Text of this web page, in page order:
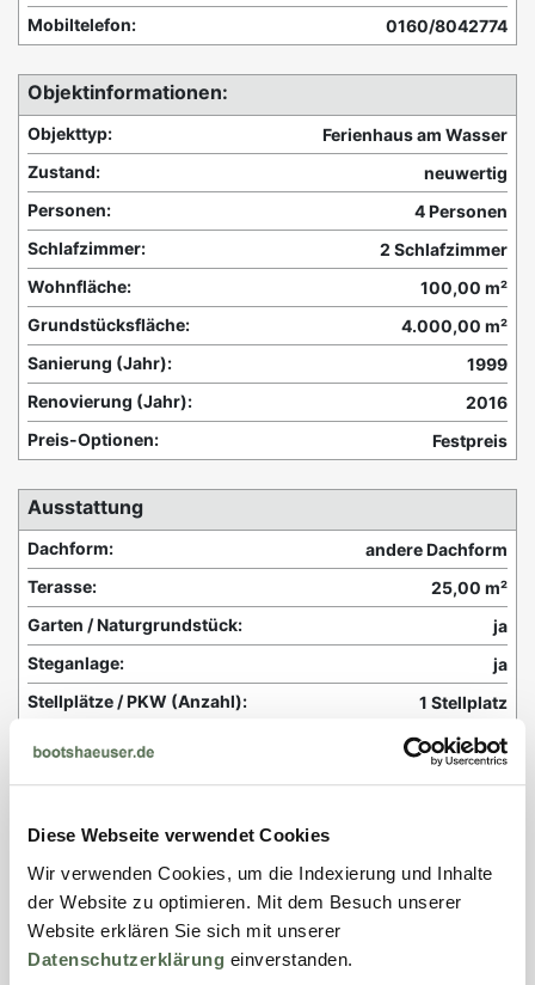
Diese Webseite verwendet Cookies
Wir verwenden Cookies, um die Indexierung und Inhalte
der Website zu optimieren. Mit dem Besuch unserer
Website erklären Sie sich mit unserer
Datenschutzerklärung einverstanden.
Mobiltelefon:
0160/8042774
Objektinformationen:
Objekttyp:
Ferienhaus am Wasser
Zustand:
neuwertig
Personen:
4 Personen
Schlafzimmer:
2 Schlafzimmer
Wohnfläche:
100,00 m²
Grundstücksfläche:
4.000,00 m²
Sanierung (Jahr):
1999
Renovierung (Jahr):
2016
Preis-Optionen:
Festpreis
Ausstattung
Dachform:
andere Dachform
Terasse:
25,00 m²
Garten / Naturgrundstück:
ja
Steganlage:
ja
Stellplätze / PKW (Anzahl):
1 Stellplatz
1 Bad / WC
1 Küche
Boot:
Ruderboot
Technische Ausstattung